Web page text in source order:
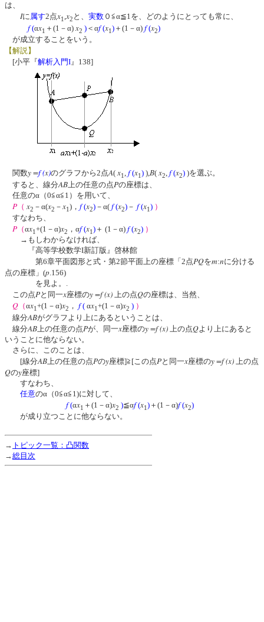
は、
Iに属す2点x1,x2 と、 実数 ０≦α≦1を、どのようにとっても常に、
f (αx1 ＋(1－α)x2 ) ＜αf (x1) ＋(1－α) f (x2)
が成立することをいう。
【解説】
[小平『解析入門I』138]
関数y =f(x)のグラフから2点A(x1, f (x1) ),B(x2, f (x2) )を選ぶ。
すると、線分AB 上の任意の点Pの座標は、
任意のα（0≦α≦1）を用いて、
P （ x2 －α(x2 － x1)， f (x2) －α( f (x2) － f (x1) ）
すなわち、
P （αx1+(1－α)x2 ，αf (x1) ＋ (1－α) f (x2) ）
→もしわからなければ、
『高等学校数学I新訂版』啓林館
第6章平面図形と式・第2節平面上の座標「2点PQをm:nに分ける
点の座標」(p.156)
を見よ。.
この点Pと同一x座標のy =f (x) 上の点Qの座標は、当然、
Q （αx1+(1－α)x2 ， f ( αx1+(1－α)x2 ) ）
線分ABがグラフより上にあるということは、
線分AB 上の任意の点Pが、同一x座標のy =f (x) 上の点Qより上にあると
いうことに他ならない。
さらに、このことは、
[線分AB 上の任意の点Pのy座標]≧[この点Pと同一x座標のy =f (x) 上の点
Qのy座標]
すなわち、
任意のα（0≦α≦1)に対して、
f (αx1 ＋(1－α)x2 )≦αf (x1) ＋(1－α)f (x2)
が成り立つことに他ならない。
→ トピック一覧：凸関数
→総目次